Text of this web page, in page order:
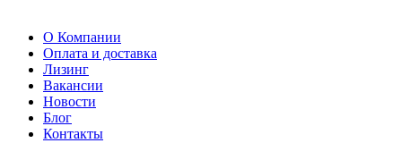
О Компании
Оплата и доставка
Лизинг
Вакансии
Новости
Блог
Контакты